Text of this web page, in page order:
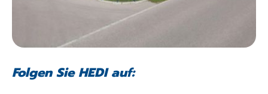
Folgen Sie HEDI auf: